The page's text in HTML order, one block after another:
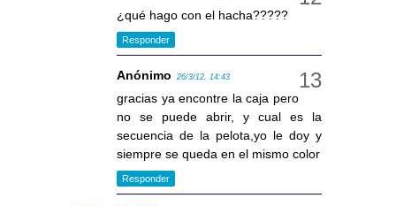
¿qué hago con el hacha?????
Responder
Anónimo 26/3/12, 14:43
gracias ya encontre la caja pero
no se puede abrir, y cual es la
secuencia de la pelota,yo le doy y
siempre se queda en el mismo color
Responder